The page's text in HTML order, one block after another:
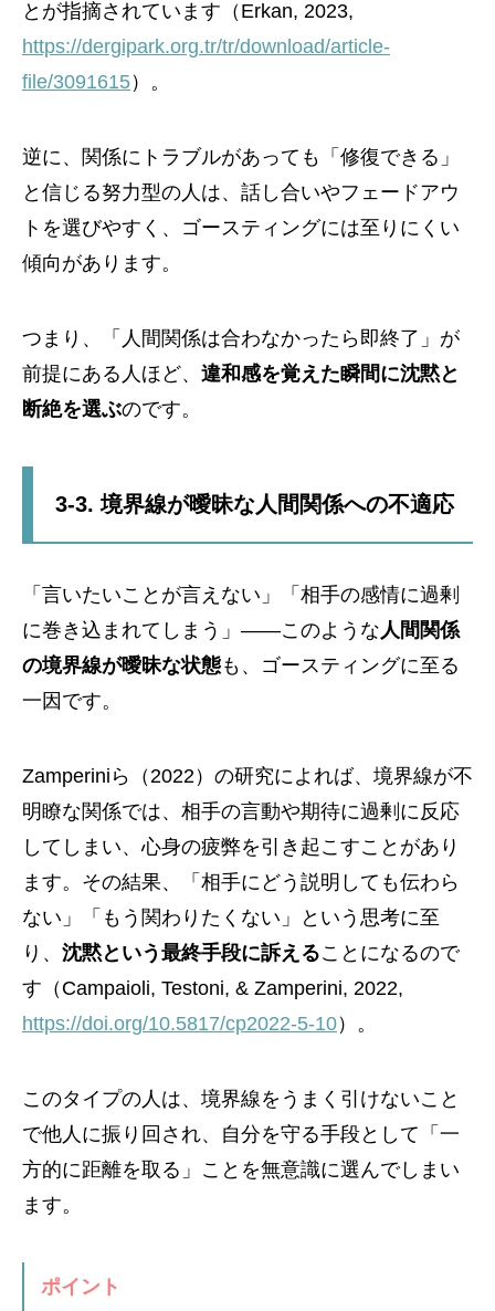
とが指摘されています（Erkan, 2023,
https://dergipark.org.tr/tr/download/article-
file/3091615）。
逆に、関係にトラブルがあっても「修復できる」
と信じる努力型の人は、話し合いやフェードアウ
トを選びやすく、ゴースティングには至りにくい
傾向があります。
つまり、「人間関係は合わなかったら即終了」が
前提にある人ほど、 違和感を覚えた瞬間に沈黙と
断絶を選ぶのです。
3-3. 境界線が曖昧な人間関係への不適応
「言いたいことが言えない」「相手の感情に過剰
に巻き込まれてしまう」——このような 人間関係
の境界線が曖昧な状態も、ゴースティングに至る
一因です。
Zamperiniら（2022）の研究によれば、境界線が不
明瞭な関係では、相手の言動や期待に過剰に反応
してしまい、心身の疲弊を引き起こすことがあり
ます。その結果、「相手にどう説明しても伝わら
ない」「もう関わりたくない」という思考に至
り、 沈黙という最終手段に訴えることになるので
す（Campaioli, Testoni, & Zamperini, 2022,
https://doi.org/10.5817/cp2022-5-10）。
このタイプの人は、境界線をうまく引けないこと
で他人に振り回され、自分を守る手段として「一
方的に距離を取る」ことを無意識に選んでしまい
ます。
ポイント